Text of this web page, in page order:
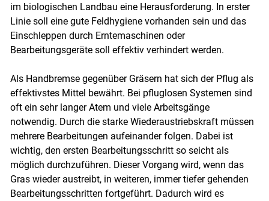
im biologischen Landbau eine Herausforderung. In erster
Linie soll eine gute Feldhygiene vorhanden sein und das
Einschleppen durch Erntemaschinen oder
Bearbeitungsgeräte soll effektiv verhindert werden.
Als Handbremse gegenüber Gräsern hat sich der Pflug als
effektivstes Mittel bewährt. Bei pfluglosen Systemen sind
oft ein sehr langer Atem und viele Arbeitsgänge
notwendig. Durch die starke Wiederaustriebskraft müssen
mehrere Bearbeitungen aufeinander folgen. Dabei ist
wichtig, den ersten Bearbeitungsschritt so seicht als
möglich durchzuführen. Dieser Vorgang wird, wenn das
Gras wieder austreibt, in weiteren, immer tiefer gehenden
Bearbeitungsschritten fortgeführt. Dadurch wird es